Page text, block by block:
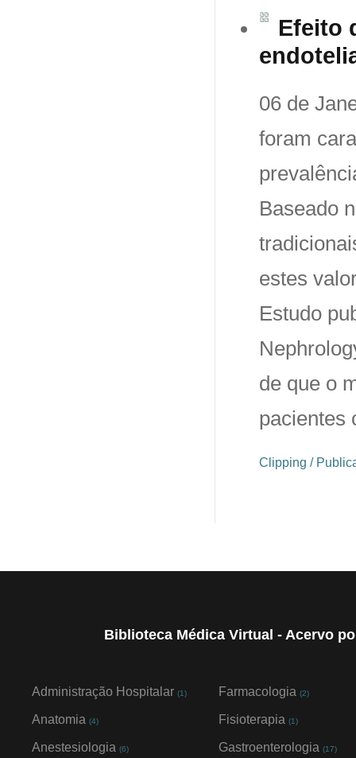
Efeito
06 de
foram
Baseado
estes
Estudo
de que o
pacientes
Clipping /
Biblioteca Médica Virtual - Acervo
Administração Hospitalar (1)
Anatomia (4)
Anestesiologia (6)
Farmacologia (2)
Fisioterapia (1)
Gastroenterologia (17)